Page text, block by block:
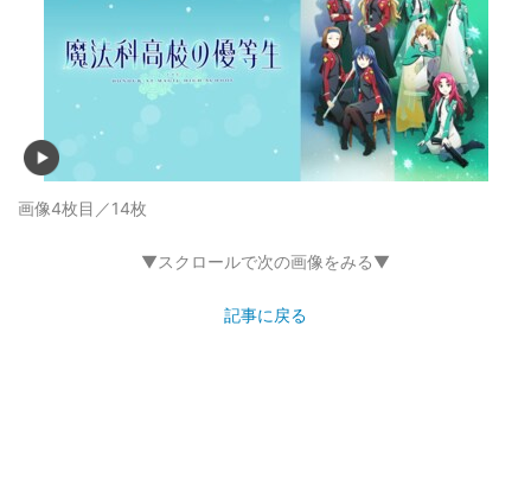
画像4枚目／14枚
▼スクロールで次の画像をみる▼
記事に戻る